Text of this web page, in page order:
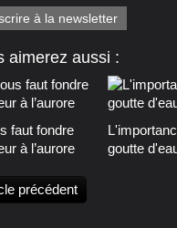
à la newsletter
aimerez aussi :
faut fondre
à l’aurore
goutte
précédent